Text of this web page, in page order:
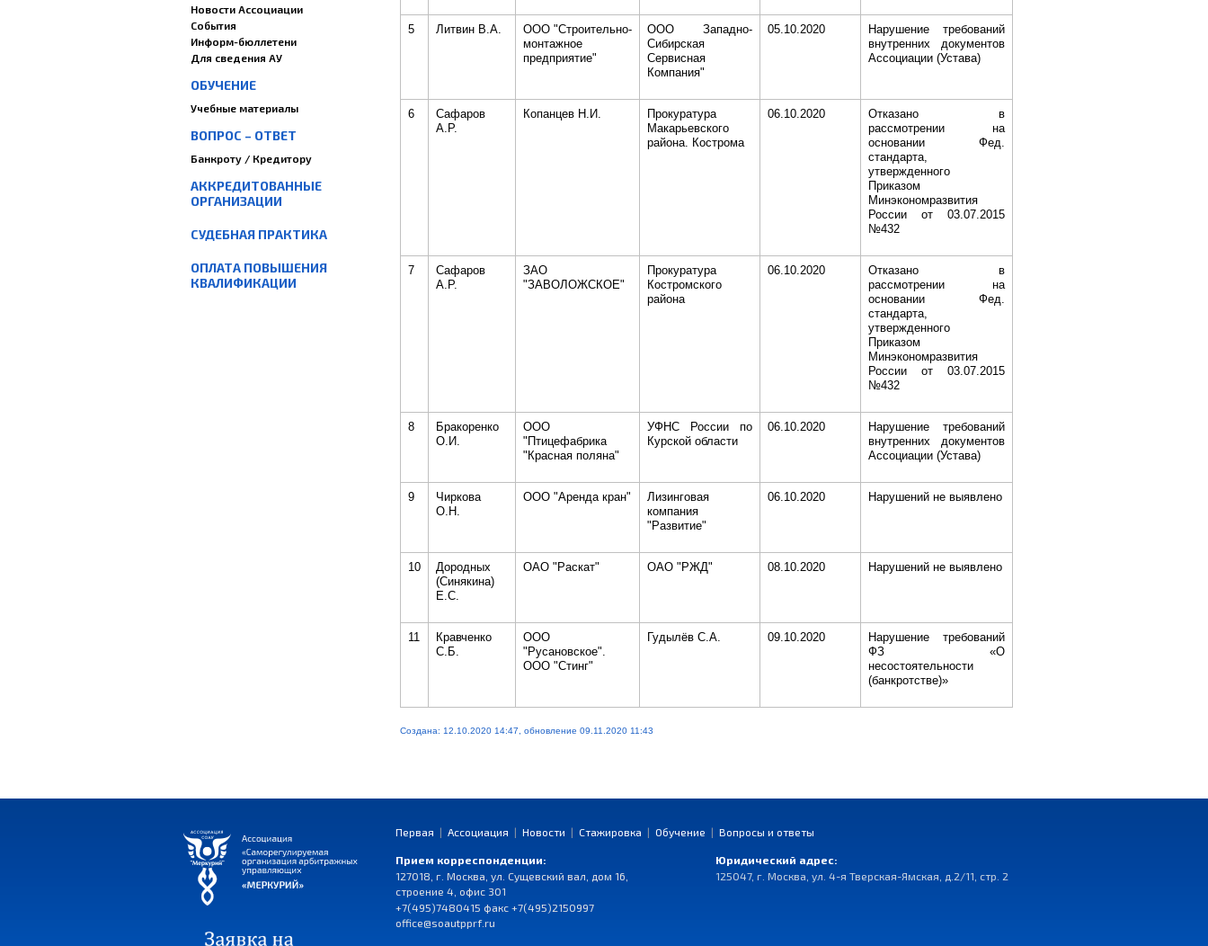
Новости Ассоциации
События
Информ-бюллетени
Для сведения АУ
ОБУЧЕНИЕ
Учебные материалы
ВОПРОС – ОТВЕТ
Банкроту / Кредитору
АККРЕДИТОВАННЫЕ
ОРГАНИЗАЦИИ
СУДЕБНАЯ ПРАКТИКА
ОПЛАТА ПОВЫШЕНИЯ
КВАЛИФИКАЦИИ
5 Литвин В.А.
ООО "Строительно-
монтажное
предприятие"
ООО Западно-
Сибирская
Сервисная
Компания"
05.10.2020
Нарушение требований
внутренних документов
Ассоциации (Устава)
6
Сафаров
А.Р.
Копанцев Н.И.
Прокуратура
Макарьевского
района. Кострома
06.10.2020
Отказано в
рассмотрении на
основании Фед.
стандарта,
утвержденного
Приказом
Минэкономразвития
России от 03.07.2015
№432
7
Сафаров
А.Р.
ЗАО
"ЗАВОЛОЖСКОЕ"
Прокуратура
Костромского
района
06.10.2020
Отказано в
рассмотрении на
основании Фед.
стандарта,
утвержденного
Приказом
Минэкономразвития
России от 03.07.2015
№432
8
Бракоренко
О.И.
ООО
"Птицефабрика
"Красная поляна"
УФНС России по
Курской области
06.10.2020
Нарушение требований
внутренних документов
Ассоциации (Устава)
9
Чиркова
О.Н.
ООО "Аренда кран"
Лизинговая
компания
"Развитие"
06.10.2020 Нарушений не выявлено
10
Дородных
(Синякина)
Е.С.
ОАО "Раскат" ОАО "РЖД" 08.10.2020 Нарушений не выявлено
11
Кравченко
С.Б.
ООО
"Русановское".
ООО "Стинг"
Гудылёв С.А. 09.10.2020
Нарушение требований
ФЗ «О
несостоятельности
(банкротстве)»
Создана: 12.10.2020 14:47, обновление 09.11.2020 11:43
Первая | Ассоциация | Новости | Стажировка | Обучение | Вопросы и ответы
Прием корреспонденции:
127018, г. Москва, ул. Сущевский вал, дом 16,
строение 4, офис 301
+7(495)7480415 факс +7(495)2150997
office@soautpprf.ru
Юридический адрес:
125047, г. Москва, ул. 4-я Тверская-Ямская, д.2/11, стр. 2